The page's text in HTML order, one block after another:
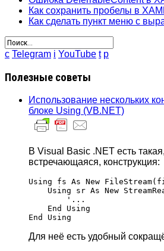
Как сохранить пробелы в
Как сделать пункт меню с
c Telegram i YouTube t p
Полезные советы
Использование нескольких
блоке Using (VB.NET)
В Visual Basic .NET есть
встречающаяся, конструкция:
Using fs As New
Using sr As New
    End Using
Для неё есть удобный